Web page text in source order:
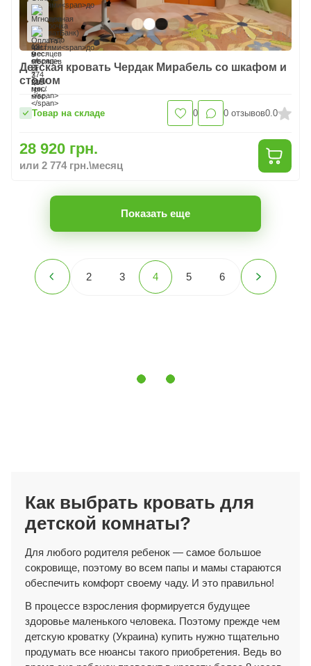
Детская кровать Чердак Мирабель со шкафом и
столом
Товар на складе 0 0отзывов0.0
28 920 грн.
или 2 774 грн.\месяц
Показать еще
2 3 4 5 6
Как выбрать кровать для
детской комнаты?
Для любого родителя ребенок — самое большое
сокровище, поэтому во всем папы и мамы стараются
обеспечить комфорт своему чаду. И это правильно!
В процессе взросления формируется будущее
здоровье маленького человека. Поэтому прежде чем
детскую кроватку (Украина) купить нужно тщательно
продумать все нюансы такого приобретения. Ведь во